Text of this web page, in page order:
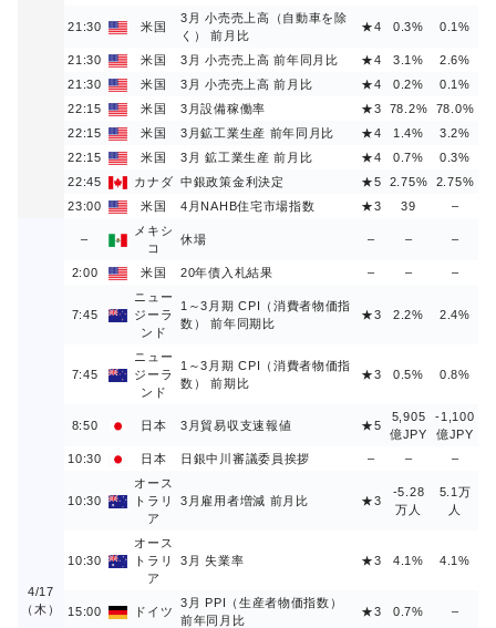
21:30 米国
3月 小売売上高（自動車を除
く） 前月比
★4 0.3% 0.1%
21:30 米国 3月 小売売上高 前年同月比 ★4 3.1%
2.6%
21:30
米国 3月 小売売上高 前月比 ★4 0.2%
0.1%
22:15
米国 3月設備稼働率 ★3 78.2%
78.0%
22:15
米国 3月鉱工業生産 前年同月比 ★4 1.4%
3.2%
22:15
米国 3月 鉱工業生産 前月比 ★4 0.7%
0.3%
22:45
カナダ 中銀政策金利決定 ★5 2.75%
2.75%
23:00
米国 4月NAHB住宅市場指数 ★3 39 –
4/17
（木）
–
メキシ
コ
休場 – – –
2:00 米国 20年債入札結果 – – –
7:45
ニュー
ジーラ
ンド
1～3月期 CPI（消費者物価指
数） 前年同期比
★3 2.2% 2.4%
7:45
ニュー
ジーラ
ンド
1～3月期 CPI（消費者物価指
数） 前期比
★3 0.5% 0.8%
8:50 日本 3月貿易収支速報値 ★5
5,905
億JPY
-1,100
億JPY
10:30
日本 日銀中川審議委員挨拶 – – –
10:30
オース
トラリ
ア
3月雇用者増減 前月比 ★3
-5.28
万人
5.1万
人
10:30
オース
トラリ
ア
3月 失業率 ★3 4.1% 4.1%
15:00 ドイツ
3月 PPI（生産者物価指数）
前年同月比
★3 0.7% –